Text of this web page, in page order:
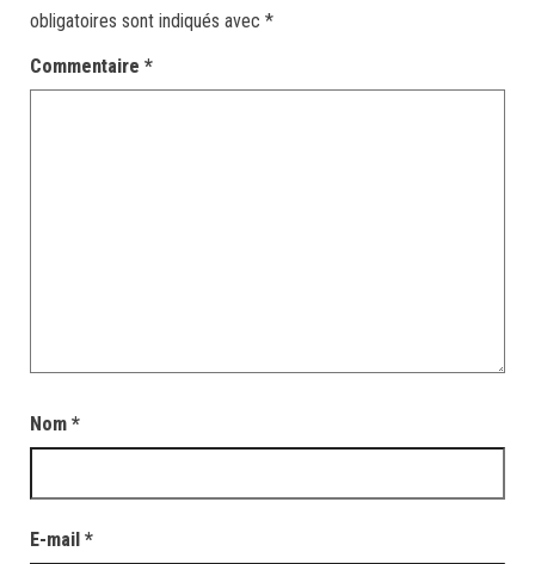
obligatoires sont indiqués avec *
Commentaire *
Nom *
E-mail *